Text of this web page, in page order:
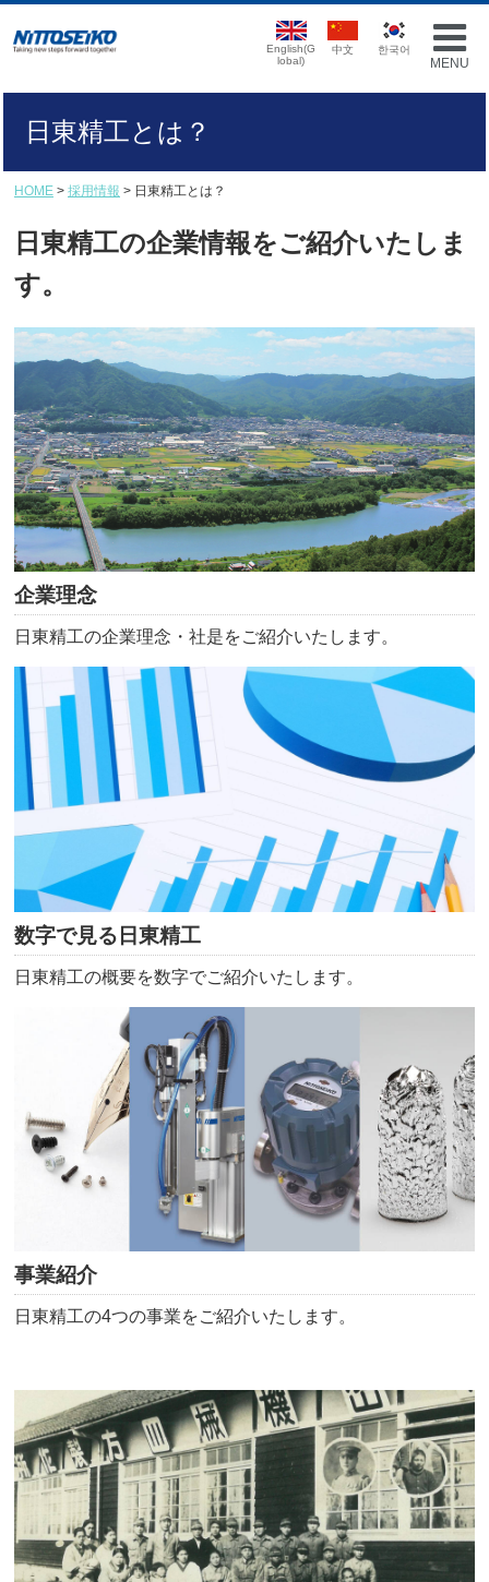
MENU
English(G
lobal)
中文 한국어
日東精工とは？
HOME > 採用情報 > 日東精工とは？
日東精工の企業情報をご紹介いたしま
す。
企業理念
日東精工の企業理念・社是をご紹介いたします。
数字で見る日東精工
日東精工の概要を数字でご紹介いたします。
事業紹介
日東精工の4つの事業をご紹介いたします。